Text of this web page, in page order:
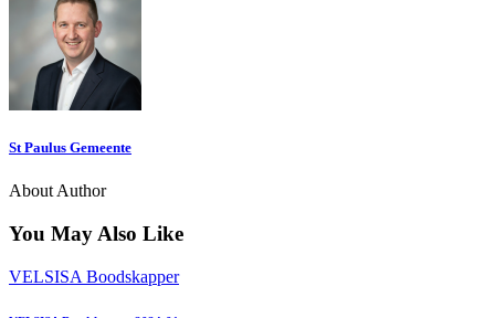
St Paulus Gemeente
About Author
You May Also Like
VELSISA Boodskapper